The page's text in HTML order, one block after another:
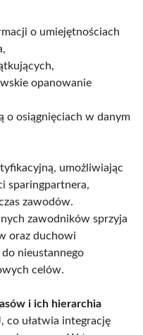
o umiejętnościach
opanowanie
o osiągnięciach w danym
umożliwiając
sparingpartnera,
zawodów.
zawodników sprzyja
oraz duchowi
nieustannego
celów.
i ich hierarchia
co ułatwia integrację